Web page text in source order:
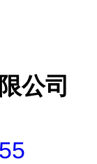
公司